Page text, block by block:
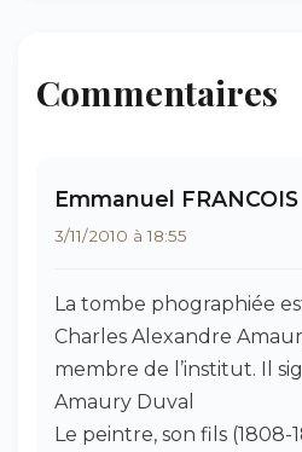
Commentaires
Emmanuel FRANCOIS
3/11/2010 à 18:55
La tombe phographiée
Charles Alexandre
membre de l’institut. Il
Amaury Duval
Le peintre, son fils